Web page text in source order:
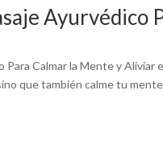
Ayurvédico
Para Calmar la Mente y
que también calme tu